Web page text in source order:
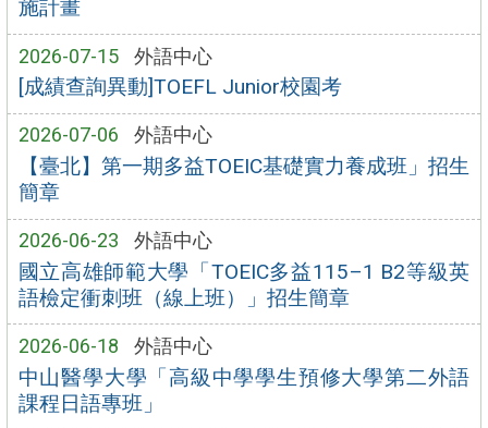
施計畫
2026-07-15 外語中心
[成績查詢異動]TOEFL Junior校園考
2026-07-06 外語中心
【臺北】第一期多益TOEIC基礎實力養成班」招生
簡章
2026-06-23 外語中心
國立高雄師範大學「TOEIC多益115–1 B2等級英
語檢定衝刺班（線上班）」招生簡章
2026-06-18 外語中心
中山醫學大學「高級中學學生預修大學第二外語
課程日語專班」